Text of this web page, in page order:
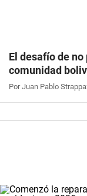
El desafío de
comunidad
Por Juan Pablo